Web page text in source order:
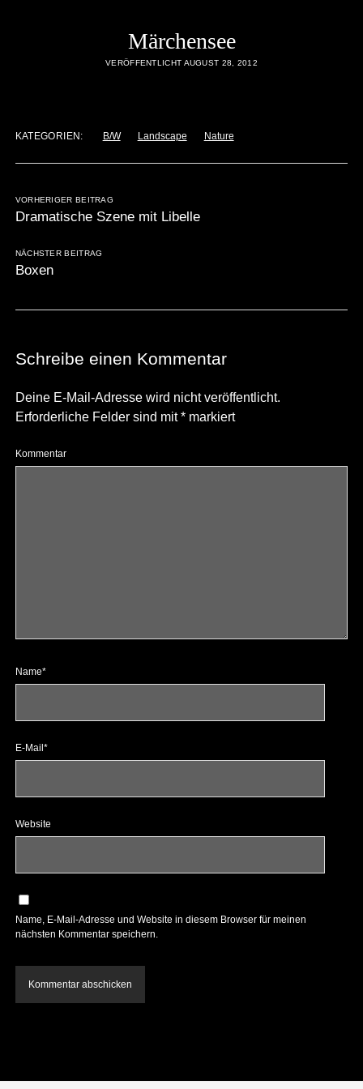
Märchensee
VERÖFFENTLICHT AUGUST 28, 2012
KATEGORIEN: B/W Landscape Nature
VORHERIGER BEITRAG
Dramatische Szene mit Libelle
NÄCHSTER BEITRAG
Boxen
Schreibe einen Kommentar
Deine E-Mail-Adresse wird nicht veröffentlicht.
Erforderliche Felder sind mit*markiert
Kommentar
Name*
E-Mail*
Website
Name, E-Mail-Adresse und Website in diesem Browser für meinen
nächsten Kommentar speichern.